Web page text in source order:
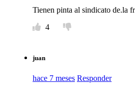
Tienen pinta al sindicato de.la
4
juan
hace 7 meses Responder